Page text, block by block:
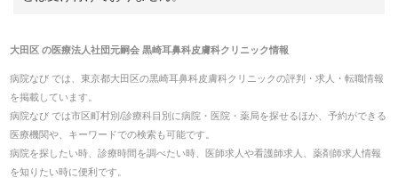
大田区の医療法人社団元嗣会 黒崎耳鼻科皮膚科クリニック情報
病院なび では、 東京都大田区の黒崎耳鼻科皮膚科クリニックの評判・求人・転職情報
を掲載しています。
病院なび では市区町村別/診療科目別に病院・医院・薬局を探せるほか、予約ができる
医療機関や、キーワードでの検索も可能です。
病院を探したい時、診療時間を調べたい時、医師求人や看護師求人、薬剤師求人情報
を知りたい時に便利です。